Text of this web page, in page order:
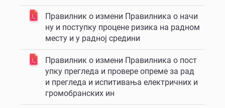
Правилник о измени Правилника о начи
ну и поступку процене ризика на радном
месту и у радној средини
Правилник о измени Правилника о пост
упку прегледа и провере опреме за рад
и прегледа и испитивања електричних и
громобранских ин